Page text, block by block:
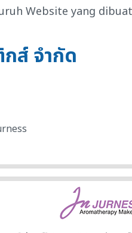
Website yang
ส์ จำกัด